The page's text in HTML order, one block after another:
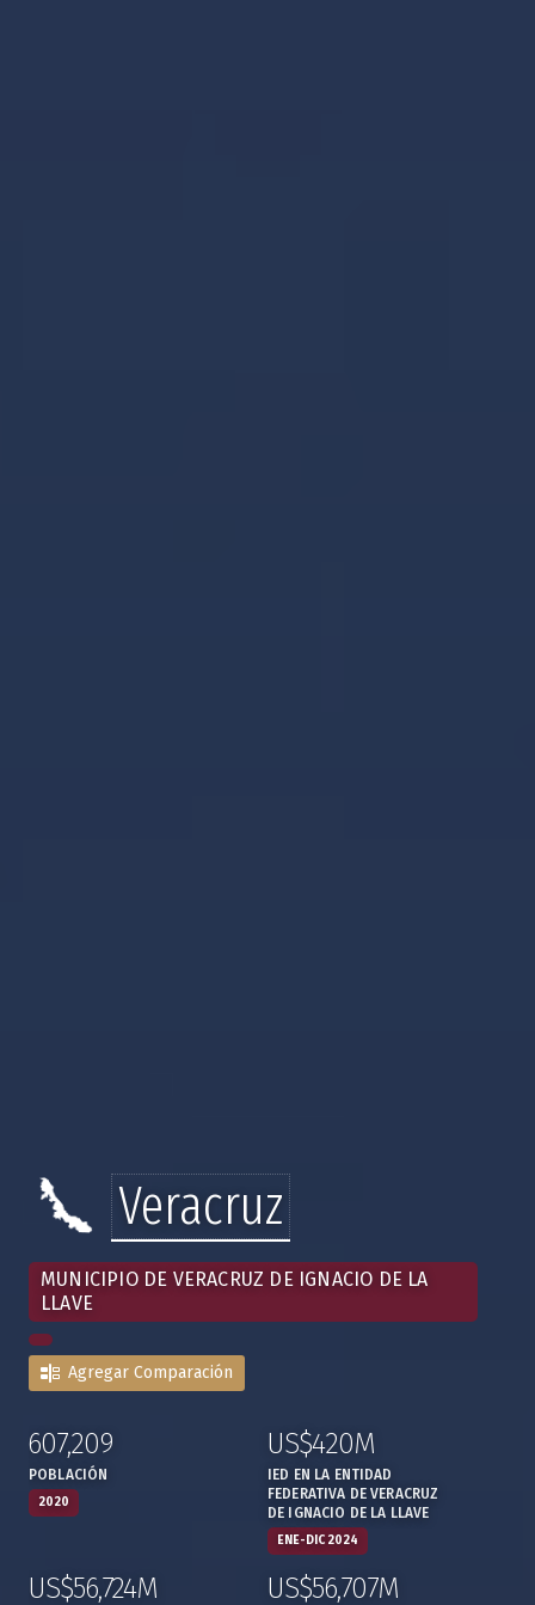
Veracruz
MUNICIPIO DE VERACRUZ DE IGNACIO DE LA
LLAVE
Agregar Comparación
2020
:607,209
POBLACIÓN
ENE-DIC 2024
:US$420M
IED EN LA ENTIDAD
FEDERATIVA DE VERACRUZ
DE IGNACIO DE LA LLAVE
:US$56,724M :US$56,707M